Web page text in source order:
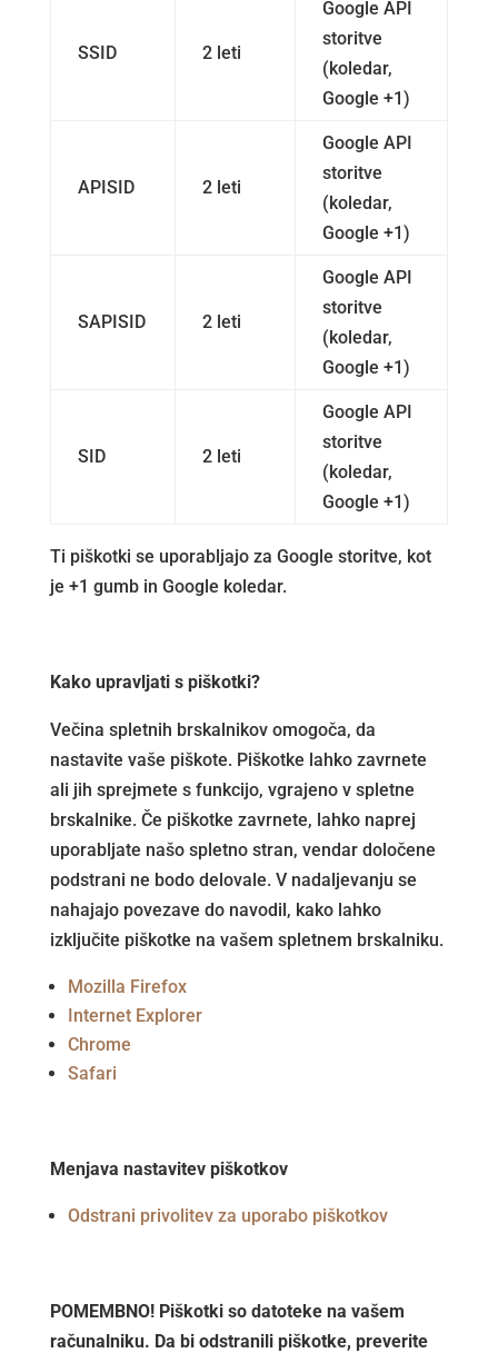
SSID 2 leti
Google API
storitve
(koledar,
Google +1)
APISID 2 leti
Google API
storitve
(koledar,
Google +1)
SAPISID 2 leti
Google API
storitve
(koledar,
Google +1)
SID 2 leti
Google API
storitve
(koledar,
Google +1)
Ti piškotki se uporabljajo za Google storitve, kot
je +1 gumb in Google koledar.
Kako upravljati s piškotki?
Večina spletnih brskalnikov omogoča, da
nastavite vaše piškote. Piškotke lahko zavrnete
ali jih sprejmete s funkcijo, vgrajeno v spletne
brskalnike. Če piškotke zavrnete, lahko naprej
uporabljate našo spletno stran, vendar določene
podstrani ne bodo delovale. V nadaljevanju se
nahajajo povezave do navodil, kako lahko
izključite piškotke na vašem spletnem brskalniku.
Mozilla Firefox
Internet Explorer
Chrome
Safari
Menjava nastavitev piškotkov
Odstrani privolitev za uporabo piškotkov
POMEMBNO! Piškotki so datoteke na vašem
računalniku. Da bi odstranili piškotke, preverite